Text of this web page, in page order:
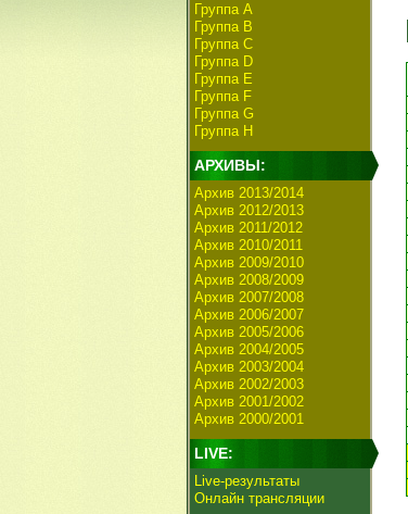
Группа А
Группа В
Группа C
Группа D
Группа E
Группа F
Группа G
Группа H
АРХИВЫ:
Архив 2013/2014
Архив 2012/2013
Архив 2011/2012
Архив 2010/2011
Архив 2009/2010
Архив 2008/2009
Архив 2007/2008
Архив 2006/2007
Архив 2005/2006
Архив 2004/2005
Архив 2003/2004
Архив 2002/2003
Архив 2001/2002
Архив 2000/2001
LIVE:
Live-результаты
Онлайн трансляции